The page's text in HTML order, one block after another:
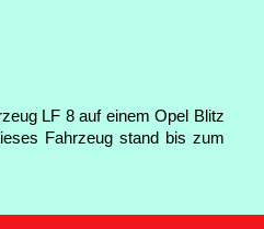
LF 8 auf einem Opel Blitz
Fahrzeug stand bis zum